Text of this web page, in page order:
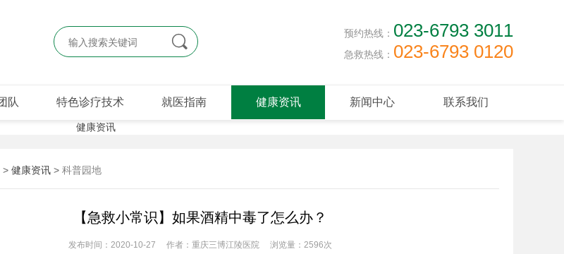
 预约热线： 023-6793 3011
急救热线： 023-6793 0120
队 特色诊疗技术 就医指南 健康资讯 新闻中心 联系我们
> 健康资讯 > 科普园地
【急救小常识】如果酒精中毒了怎么办？
发布时间：2020-10-27 作者：重庆三博江陵医院 浏览量： 2596次